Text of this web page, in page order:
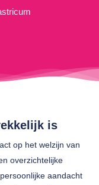
is
op het welzijn van
overzichtelijke
aandacht